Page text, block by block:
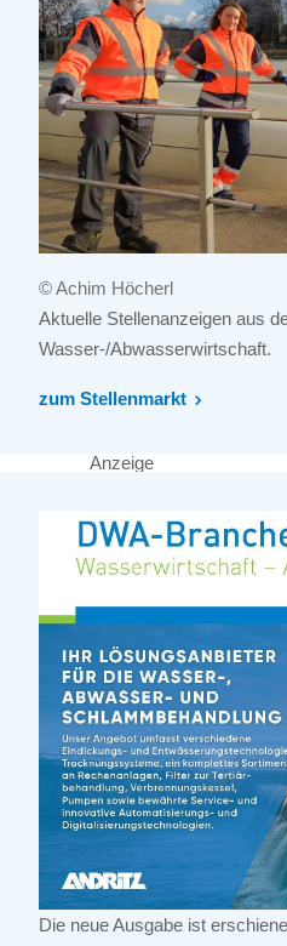
© Achim Höcherl
Aktuelle Stellenanzeigen aus
Wasser-/Abwasserwirtschaft.
zum Stellenmarkt
Anzeige
Die neue Ausgabe ist